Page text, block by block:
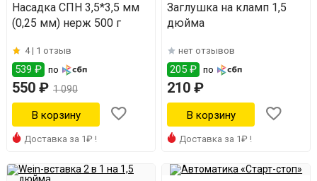
Насадка СПН 3,5*3,5 мм
(0,25 мм) нерж 500 г
4 | 1 отзыв
539 ₽ по
550 ₽ 1 090
Доставка за 1₽ !
Заглушка на кламп 1,5
дюйма
нет отзывов
205 ₽ по
210 ₽
Доставка за 1₽ !